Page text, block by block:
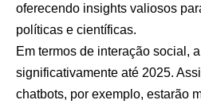
oferecendo insights valiosos
políticas e científicas.
Em termos de interação social,
significativamente até 2025.
chatbots, por exemplo, estarão